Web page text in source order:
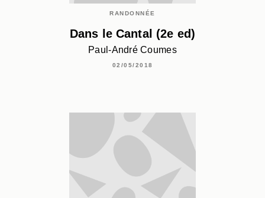
RANDONNÉE
Dans le Cantal (2e ed)
Paul-André Coumes
02/05/2018